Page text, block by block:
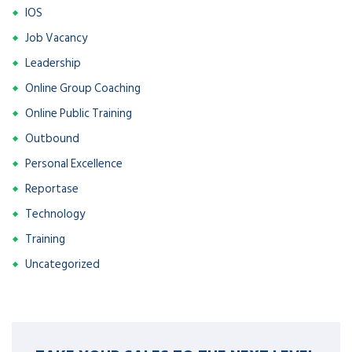
IOS
Job Vacancy
Leadership
Online Group Coaching
Online Public Training
Outbound
Personal Excellence
Reportase
Technology
Training
Uncategorized